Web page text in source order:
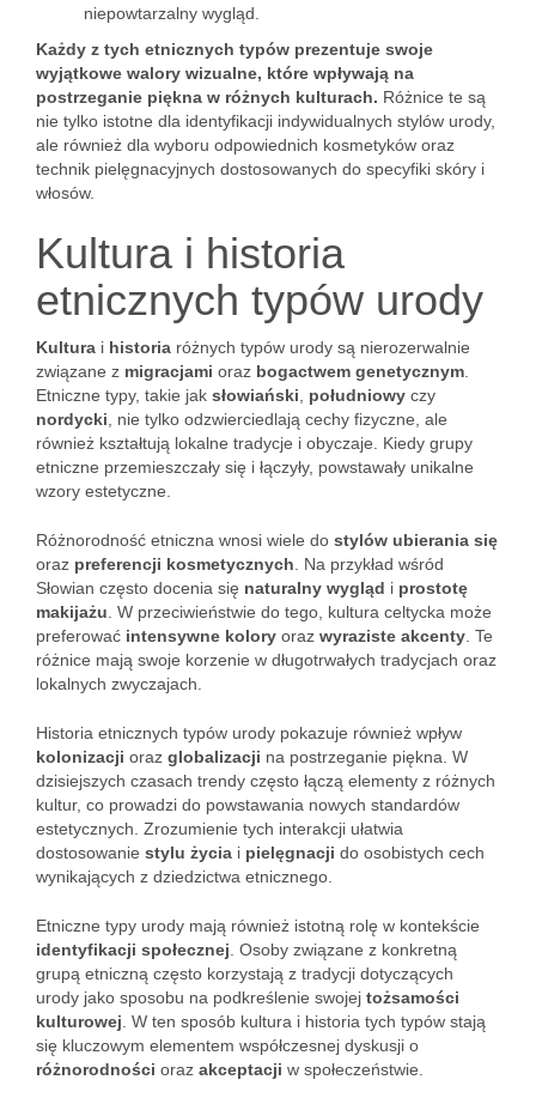
niepowtarzalny wygląd.
Każdy z tych etnicznych typów prezentuje swoje
wyjątkowe walory wizualne, które wpływają na
postrzeganie piękna w różnych kulturach. Różnice te są
nie tylko istotne dla identyfikacji indywidualnych stylów urody,
ale również dla wyboru odpowiednich kosmetyków oraz
technik pielęgnacyjnych dostosowanych do specyfiki skóry i
włosów.
Kultura i historia
etnicznych typów urody
Kultura i historia różnych typów urody są nierozerwalnie
związane z migracjami oraz bogactwem genetycznym
Etniczne typy, takie jak słowiański południowy czy
nordycki , nie tylko odzwierciedlają cechy fizyczne, ale
również kształtują lokalne tradycje i obyczaje. Kiedy grupy
etniczne przemieszczały się i łączyły, powstawały unikalne
wzory estetyczne.
Różnorodność etniczna wnosi wiele do stylów ubierania się
oraz preferencji kosmetycznych . Na przykład wśród
Słowian często docenia się naturalny wygląd i prostotę
makijażu . W przeciwieństwie do tego, kultura celtycka może
preferować intensywne kolory oraz wyraziste akcenty . Te
różnice mają swoje korzenie w długotrwałych tradycjach oraz
lokalnych zwyczajach.
Historia etnicznych typów urody pokazuje również wpływ
kolonizacji oraz globalizacji na postrzeganie piękna. W
dzisiejszych czasach trendy często łączą elementy z różnych
kultur, co prowadzi do powstawania nowych standardów
estetycznych. Zrozumienie tych interakcji ułatwia
dostosowanie stylu życia i pielęgnacji do osobistych cech
wynikających z dziedzictwa etnicznego.
Etniczne typy urody mają również istotną rolę w kontekście
identyfikacji społecznej . Osoby związane z konkretną
grupą etniczną często korzystają z tradycji dotyczących
urody jako sposobu na podkreślenie swojej tożsamości
kulturowej . W ten sposób kultura i historia tych typów stają
się kluczowym elementem współczesnej dyskusji o
różnorodności oraz akceptacji w społeczeństwie.